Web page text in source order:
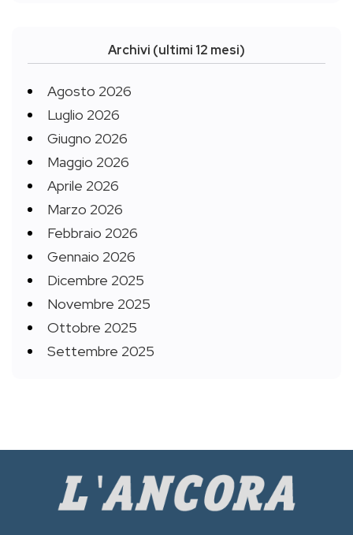
Archivi (ultimi 12 mesi)
Agosto 2026
Luglio 2026
Giugno 2026
Maggio 2026
Aprile 2026
Marzo 2026
Febbraio 2026
Gennaio 2026
Dicembre 2025
Novembre 2025
Ottobre 2025
Settembre 2025